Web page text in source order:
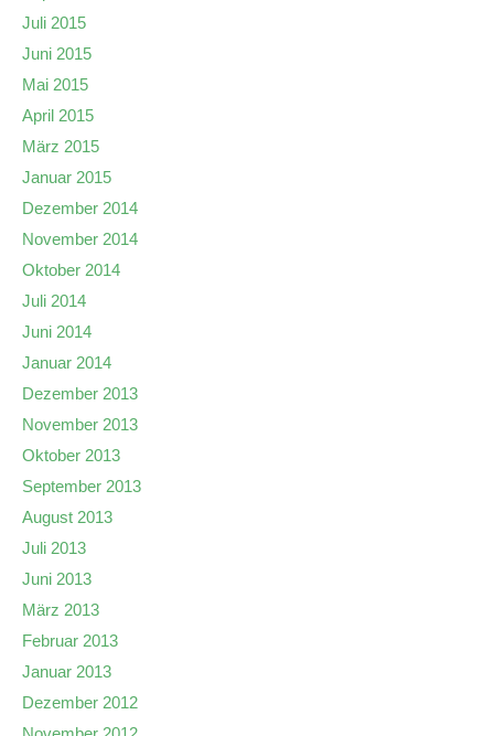
Juli 2015
Juni 2015
Mai 2015
April 2015
März 2015
Januar 2015
Dezember 2014
November 2014
Oktober 2014
Juli 2014
Juni 2014
Januar 2014
Dezember 2013
November 2013
Oktober 2013
September 2013
August 2013
Juli 2013
Juni 2013
März 2013
Februar 2013
Januar 2013
Dezember 2012